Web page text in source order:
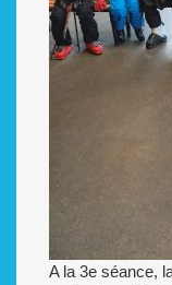
A la 3e séance,